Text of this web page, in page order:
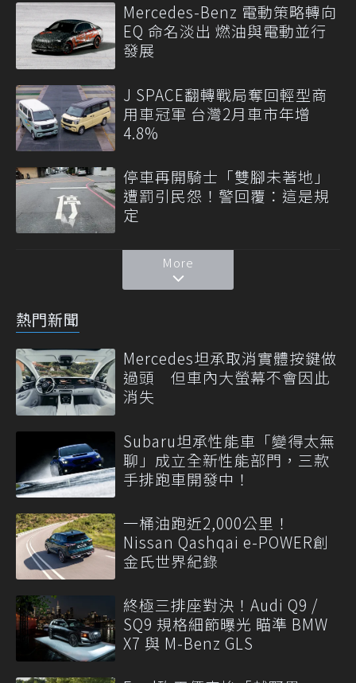
Mercedes-Benz 電動策略轉向
EQ 命名淡出 燃油與電動並行
發展
J SPACE翻轉戰局奪回輕型商
用車冠軍 台灣2月車市年增
4.8%
停車再開騎士「雙腳未著地」
遭罰引民怨！警回覆：這是規
定
More
熱門新聞
Mercedes坦承取消實體按鍵做
過頭 但車內大螢幕不會因此
消失
Subaru坦承性能車「變得太無
聊」成立全新性能部門，三款
手排跑車開發中！
一桶油跑近2,000公里！
Nissan Qashqai e-POWER創
金氏世界紀錄
終極三排座對決！Audi Q9 /
SQ9 規格細節曝光 瞄準 BMW
X7 與 M-Benz GLS